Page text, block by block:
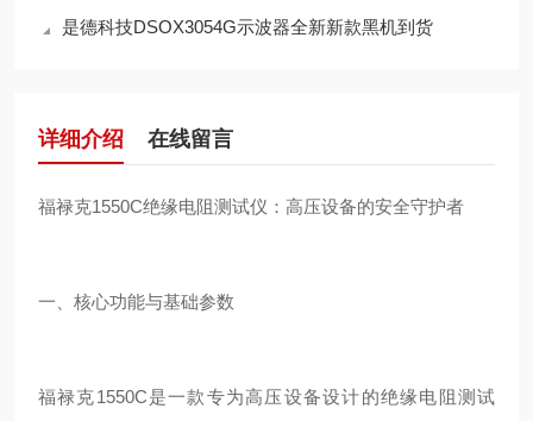
是德科技DSOX3054G示波器全新新款黑机到货
详细介绍 在线留言
福禄克1550C绝缘电阻测试仪：高压设备的安全守护者
一、核心功能与基础参数
福禄克1550C是一款专为高压设备设计的绝缘电阻测试